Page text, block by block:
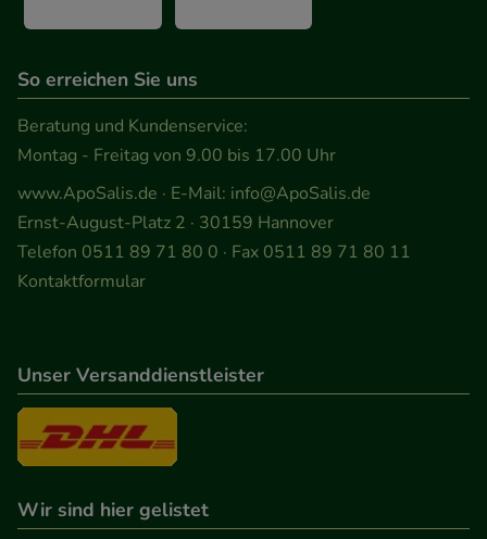
So erreichen Sie uns
Beratung und Kundenservice:
Montag - Freitag von 9.00 bis 17.00 Uhr
www.ApoSalis.de · E-Mail: info@ApoSalis.de
Ernst-August-Platz 2 · 30159 Hannover
Telefon 0511 89 71 80 0 · Fax 0511 89 71 80 11
Kontaktformular
Unser Versanddienstleister
Wir sind hier gelistet